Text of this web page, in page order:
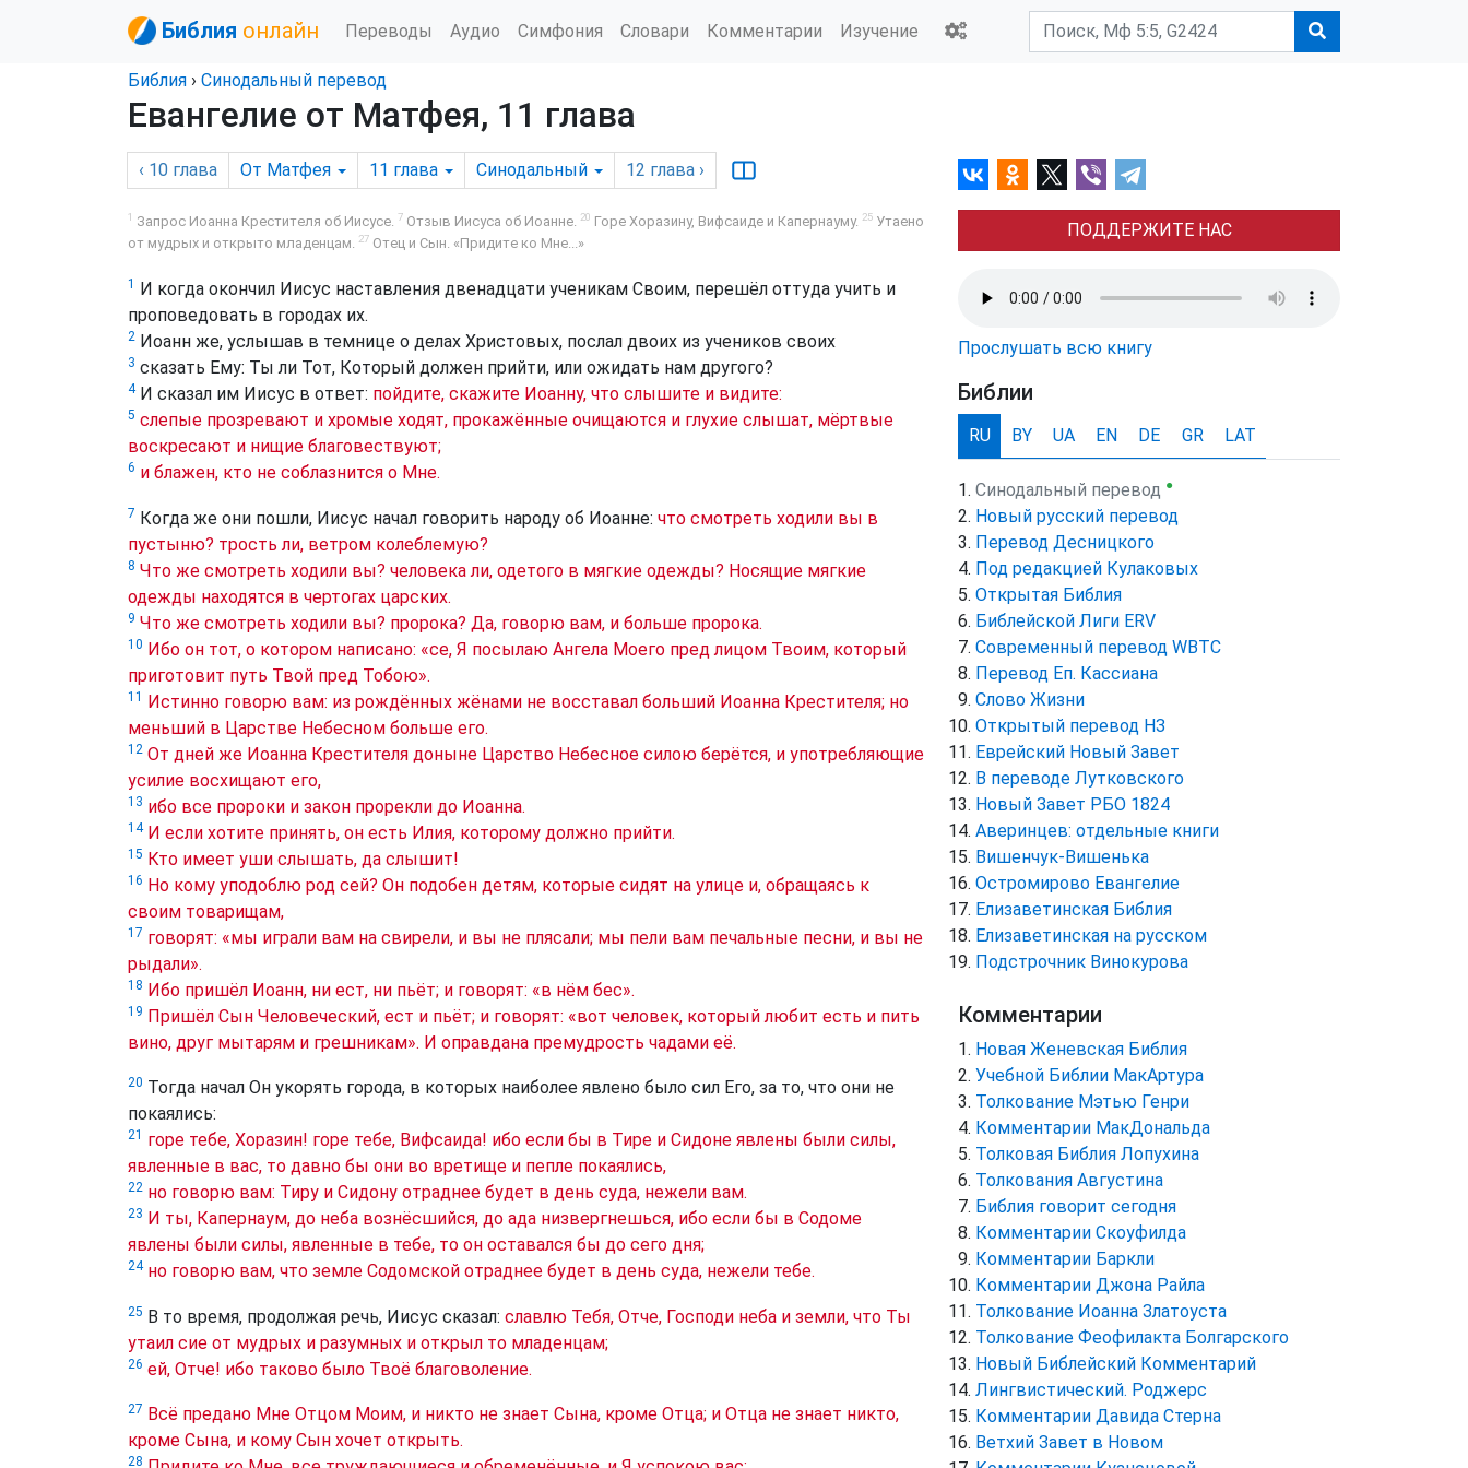
Библия онлайн Переводы Аудио Симфония Словари Комментарии Изучение
Библия › Синодальный перевод
Евангелие от Матфея, 11 глава
‹ 10 глава От Матфея 11 глава Синодальный 12 глава ›
1 Запрос Иоанна Крестителя об Иисусе. 7 Отзыв Иисуса об Иоанне. 20 Горе Хоразину, Вифсаиде и Капернауму. 25 Утаено
от мудрых и открыто младенцам. 27 Отец и Сын. «Придите ко Мне...»
1 И когда окончил Иисус наставления двенадцати ученикам Своим, перешёл оттуда учить и
проповедовать в городах их.
2 Иоанн же, услышав в темнице о делах Христовых, послал двоих из учеников своих
3 сказать Ему: Ты ли Тот, Который должен прийти, или ожидать нам другого?
4И сказал им Иисус в ответ: пойдите, скажите Иоанну, что слышите и видите:
5 слепые прозревают и хромые ходят, прокажённые очищаются и глухие слышат, мёртвые
воскресают и нищие благовествуют;
6 и блажен, кто не соблазнится о Мне.
7 Когда же они пошли, Иисус начал говорить народу об Иоанне: что смотреть ходили вы в
пустыню? трость ли, ветром колеблемую?
8 Что же смотреть ходили вы? человека ли, одетого в мягкие одежды? Носящие мягкие
одежды находятся в чертогах царских.
9 Что же смотреть ходили вы? пророка? Да, говорю вам, и больше пророка.
10 Ибо он тот, о котором написано: «се, Я посылаю Ангела Моего пред лицом Твоим, который
приготовит путь Твой пред Тобою».
11 Истинно говорю вам: из рождённых жёнами не восставал больший Иоанна Крестителя; но
меньший в Царстве Небесном больше его.
12 От дней же Иоанна Крестителя доныне Царство Небесное силою берётся, и употребляющие
усилие восхищают его,
13 ибо все пророки и закон прорекли до Иоанна.
14 И если хотите принять, он есть Илия, которому должно прийти.
15 Кто имеет уши слышать, да слышит!
16 Но кому уподоблю род сей? Он подобен детям, которые сидят на улице и, обращаясь к
своим товарищам,
17 говорят: «мы играли вам на свирели, и вы не плясали; мы пели вам печальные песни, и вы не
рыдали».
18 Ибо пришёл Иоанн, ни ест, ни пьёт; и говорят: «в нём бес».
19 Пришёл Сын Человеческий, ест и пьёт; и говорят: «вот человек, который любит есть и пить
вино, друг мытарям и грешникам». И оправдана премудрость чадами её.
20 Тогда начал Он укорять города, в которых наиболее явлено было сил Его, за то, что они не
покаялись:
21 горе тебе, Хоразин! горе тебе, Вифсаида! ибо если бы в Тире и Сидоне явлены были силы,
явленные в вас, то давно бы они во вретище и пепле покаялись,
22 но говорю вам: Тиру и Сидону отраднее будет в день суда, нежели вам.
23 И ты, Капернаум, до неба вознёсшийся, до ада низвергнешься, ибо если бы в Содоме
явлены были силы, явленные в тебе, то он оставался бы до сего дня;
24 но говорю вам, что земле Содомской отраднее будет в день суда, нежели тебе.
25 В то время, продолжая речь, Иисус сказал: славлю Тебя, Отче, Господи неба и земли, что Ты
утаил сие от мудрых и разумных и открыл то младенцам;
26 ей, Отче! ибо таково было Твоё благоволение.
27 Всё предано Мне Отцом Моим, и никто не знает Сына, кроме Отца; и Отца не знает никто,
кроме Сына, и кому Сын хочет открыть.
28
ПОДДЕРЖИТЕ НАС
Прослушать всю книгу
Библии
RU BY UA EN DE GR LAT
Синодальный перевод ●
Новый русский перевод
Перевод Десницкого
Под редакцией Кулаковых
Открытая Библия
Библейской Лиги ERV
Cовременный перевод WBTC
Перевод Еп. Кассиана
Слово Жизни
Открытый перевод НЗ
Еврейский Новый Завет
В переводе Лутковского
Новый Завет РБО 1824
Аверинцев: отдельные книги
Вишенчук-Вишенька
Остромирово Евангелие
Елизаветинская Библия
Елизаветинская на русском
Подстрочник Винокурова
Комментарии
Новая Женевская Библия
Учебной Библии МакАртура
Толкование Мэтью Генри
Комментарии МакДональда
Толковая Библия Лопухина
Толкования Августина
Библия говорит сегодня
Комментарии Скоуфилда
Комментарии Баркли
Комментарии Джона Райла
Толкование Иоанна Златоуста
Толкование Феофилакта Болгарского
Новый Библейский Комментарий
Лингвистический. Роджерс
Комментарии Давида Стерна
Ветхий Завет в Новом